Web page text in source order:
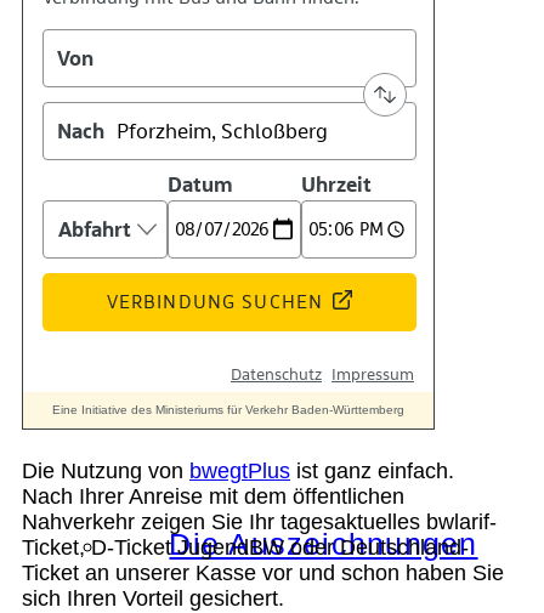
Kontakt
Kino
Das Team
Die Auszeichnungen
Die Nutzung von bwegtPlus ist ganz einfach.
Nach Ihrer Anreise mit dem öffentlichen
Nahverkehr zeigen Sie Ihr tagesaktuelles bwlarif-
Ticket, D-Ticket JugendBW oder Deutschland-
Ticket an unserer Kasse vor und schon haben Sie
sich Ihren Vorteil gesichert.